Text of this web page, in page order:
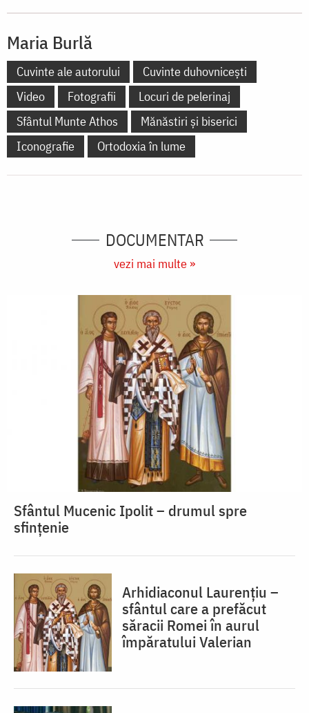
Maria Burlă
Cuvinte ale autorului
Cuvinte duhovnicești
Video
Fotografii
Locuri de pelerinaj
Sfântul Munte Athos
Mănăstiri și biserici
Iconografie
Ortodoxia în lume
DOCUMENTAR
vezi mai multe »
Sfântul Mucenic Ipolit – drumul spre
sfințenie
Arhidiaconul Laurențiu –
sfântul care a prefăcut
săracii Romei în aurul
împăratului Valerian